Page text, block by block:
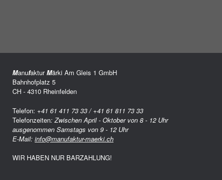
ManufakturMärki Am Gleis 1 GmbH
Bahnhofplatz 5
CH - 4310 Rheinfelden
Telefon: +41 61 411 73 33 / +41 61 811 73 33
Telefonzeiten: Zwischen April - Oktober von 8 - 12 Uhr
ausgenommen Samstags von 9 - 12 Uhr
E-Mail: info@manufaktur-maerki.ch
WIR HABEN NUR BARZAHLUNG!